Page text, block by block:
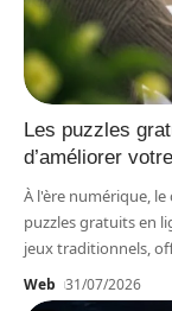
Les puzzles
d’améliorer
À l'ère numérique,
puzzles gratuits en
jeux traditionnels,
Web 31/07/2026